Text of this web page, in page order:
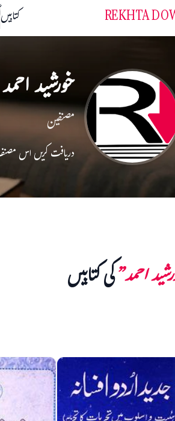
REKHTA کتابیں
خورشید احمد
مصنفین
دریافت کریں اس
احمد”کی کتابیں